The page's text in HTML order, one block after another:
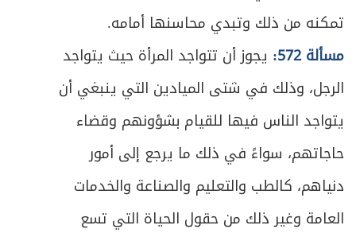
تمكنه من ذلك وتبدي محاسنها أمامه.
مسألة 572:
يجوز أن تتواجد المرأة حيث يتواجد
الرجل، وذلك في شتى الميادين التي ينبغي أن
يتواجد الناس فيها للقيام بشؤونهم وقضاء
حاجاتهم، سواءً في ذلك ما يرجع إلى أمور
دنياهم، كالطب والتعليم والصناعة والخدمات
العامة وغير ذلك من حقول الحياة التي تسع